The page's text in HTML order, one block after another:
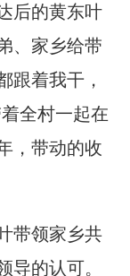
后的黄东叶
、家乡给带
跟着我干，
全村一起在
，带动的收
带领家乡共
导的认可。